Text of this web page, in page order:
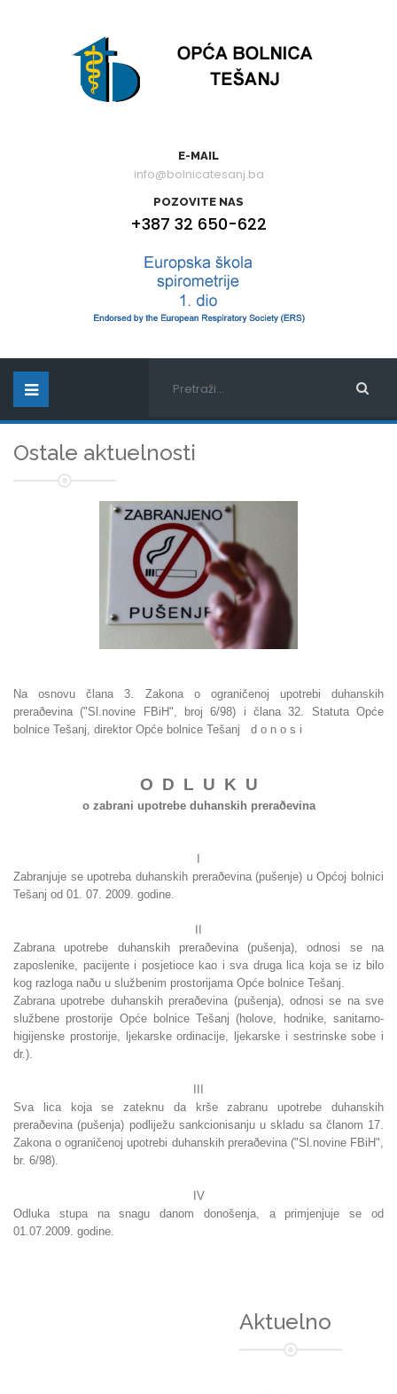
E-MAIL
info@bolnicatesanj.ba
POZOVITE NAS
+387 32 650-622
Ostale aktuelnosti
Na osnovu člana 3. Zakona o ograničenoj upotrebi duhanskih
preraðevina ("Sl.novine FBiH", broj 6/98) i člana 32. Statuta Opće
bolnice Tešanj, direktor Opće bolnice Tešanj d o n o s i
O D L U K U
o zabrani upotrebe duhanskih preraðevina
Zabranjuje se upotreba duhanskih preraðevina (pušenje) u Općoj bolnici
Tešanj od 01. 07. 2009. godine.
Zabrana upotrebe duhanskih preraðevina (pušenja), odnosi se na
zaposlenike, pacijente i posjetioce kao i sva druga lica koja se iz bilo
kog razloga naðu u službenim prostorijama Opće bolnice Tešanj.
Zabrana upotrebe duhanskih preraðevina (pušenja), odnosi se na sve
službene prostorije Opće bolnice Tešanj (holove, hodnike, sanitarno-
higijenske prostorije, ljekarske ordinacije, ljekarske i sestrinske sobe i
dr.).
Sva lica koja se zateknu da krše zabranu upotrebe duhanskih
preraðevina (pušenja) podliježu sankcionisanju u skladu sa članom 17.
Zakona o ograničenoj upotrebi duhanskih preraðevina ("Sl.novine FBiH",
br. 6/98).
IV
Odluka stupa na snagu danom donošenja, a primjenjuje se od
01.07.2009. godine.
Aktuelno